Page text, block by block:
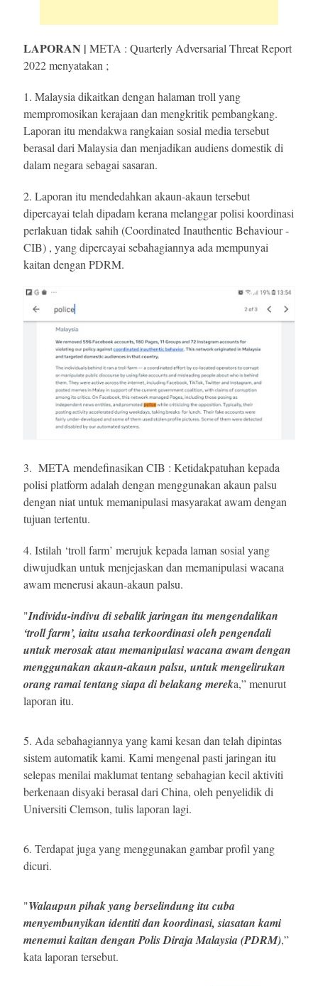
LAPORAN |META : Quarterly Adversarial Threat Report
2022 menyatakan ;
1. Malaysiadikaitkan dengan halaman troll yang
mempromosikan kerajaan dan mengkritik pembangkang.
Laporan itu mendakwa rangkaian sosial media tersebut
berasal dari Malaysia dan menjadikan audiens domestik di
dalam negara sebagai sasaran.
2.Laporan itu mendedahkan akaun-akaun tersebut
dipercayai telah dipadam kerana melanggar polisi koordinasi
perlakuan tidak sahih (Coordinated Inauthentic Behaviour -
CIB) , yang dipercayai sebahagiannya ada mempunyai
kaitan dengan PDRM.
3. META mendefinasikan CIB :Ketidakpatuhan kepada
polisi platform adalah dengan menggunakan akaun palsu
dengan niat untuk memanipulasi masyarakat awam dengan
tujuan tertentu.
4.Istilah ‘troll farm’ merujuk kepada laman sosial yang
diwujudkan untuk menjejaskan dan memanipulasi wacana
awam menerusi akaun-akaun palsu.
"Individu-indivu di sebalik jaringan itu mengendalikan
‘troll farm’, iaitu usaha terkoordinasi oleh pengendali
untuk merosak atau memanipulasi wacana awam dengan
menggunakan akaun-akaun palsu, untuk mengelirukan
orang ramai tentang siapa di belakang mereka,” menurut
laporan itu.
5. Ada sebahagiannya yang kami kesan dan telah dipintas
sistem automatik kami. Kami mengenal pasti jaringan itu
selepas menilai maklumat tentang sebahagian kecil aktiviti
berkenaan disyaki berasal dari China, oleh penyelidik di
Universiti Clemson, tulis laporan lagi.
6. Terdapat juga yang menggunakan gambar profil yang
dicuri.
"Walaupun pihak yang berselindung itu cuba
menyembunyikan identiti dan koordinasi, siasatan kami
menemui kaitan dengan Polis Diraja Malaysia (PDRM),”
kata laporan tersebut.